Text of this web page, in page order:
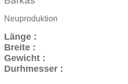
Neuproduktion
Länge :
Breite :
Gewicht :
Durhmesser :